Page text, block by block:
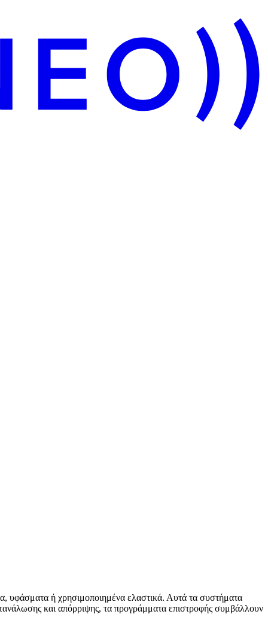
υφάσματα ή χρησιμοποιημένα ελαστικά. Αυτά τα συστήματα
και απόρριψης, τα προγράμματα επιστροφής συμβάλλουν